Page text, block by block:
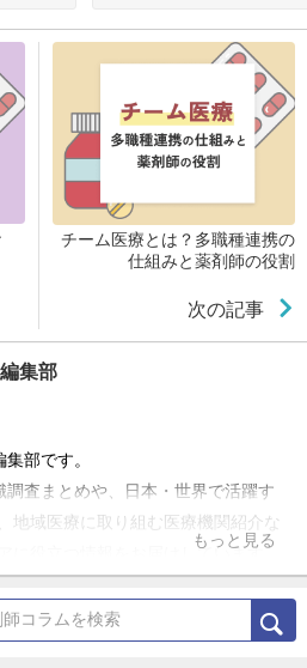
チーム医療とは？多職種連携の
仕組みと薬剤師の役割
次の記事
集部
部です。
査まとめや、日本・世界で活躍す
地域医療に取り組む医療機関紹介な
に役立つ情報をお届けしています。
もっと見る